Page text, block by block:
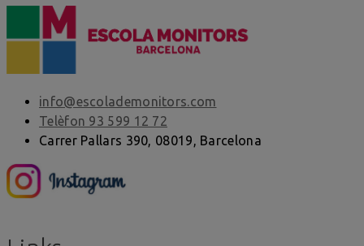
info@escolademonitors.com
Telèfon 93 599 12 72
Carrer Pallars 390, 08019, Barcelona